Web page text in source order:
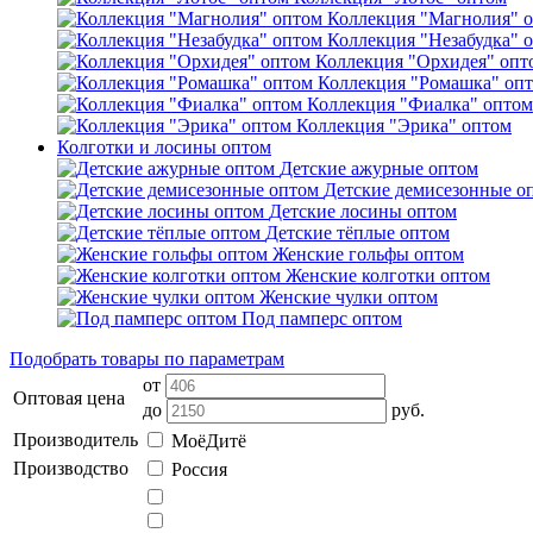
Коллекция "Магнолия"
Коллекция "Незабудка"
Коллекция "Орхидея"
Коллекция "Ромашка"
Коллекция "Фиалка" оптом
Коллекция "Эрика" оптом
Колготки и лосины оптом
Детские ажурные оптом
Детские демисезонные
Детские лосины оптом
Детские тёплые оптом
Женские гольфы оптом
Женские колготки оптом
Женские чулки оптом
Под памперс оптом
Подобрать товары по параметрам
Оптовая цена
от
до
руб.
Производитель
МоёДитё
Производство
Россия